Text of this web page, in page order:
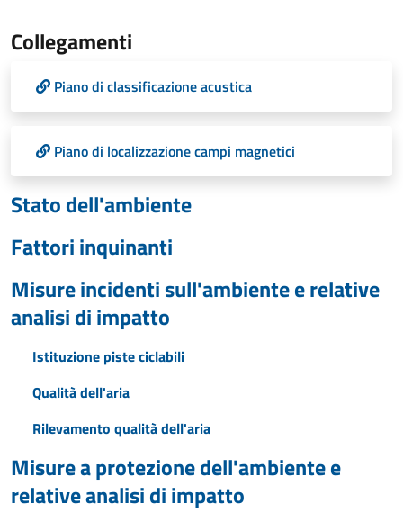
Collegamenti
Piano di classificazione acustica
Piano di localizzazione campi magnetici
Stato dell'ambiente
Fattori inquinanti
Misure incidenti sull'ambiente e relative
analisi di impatto
Istituzione piste ciclabili
Qualità dell'aria
Rilevamento qualità dell'aria
Misure a protezione dell'ambiente e
relative analisi di impatto